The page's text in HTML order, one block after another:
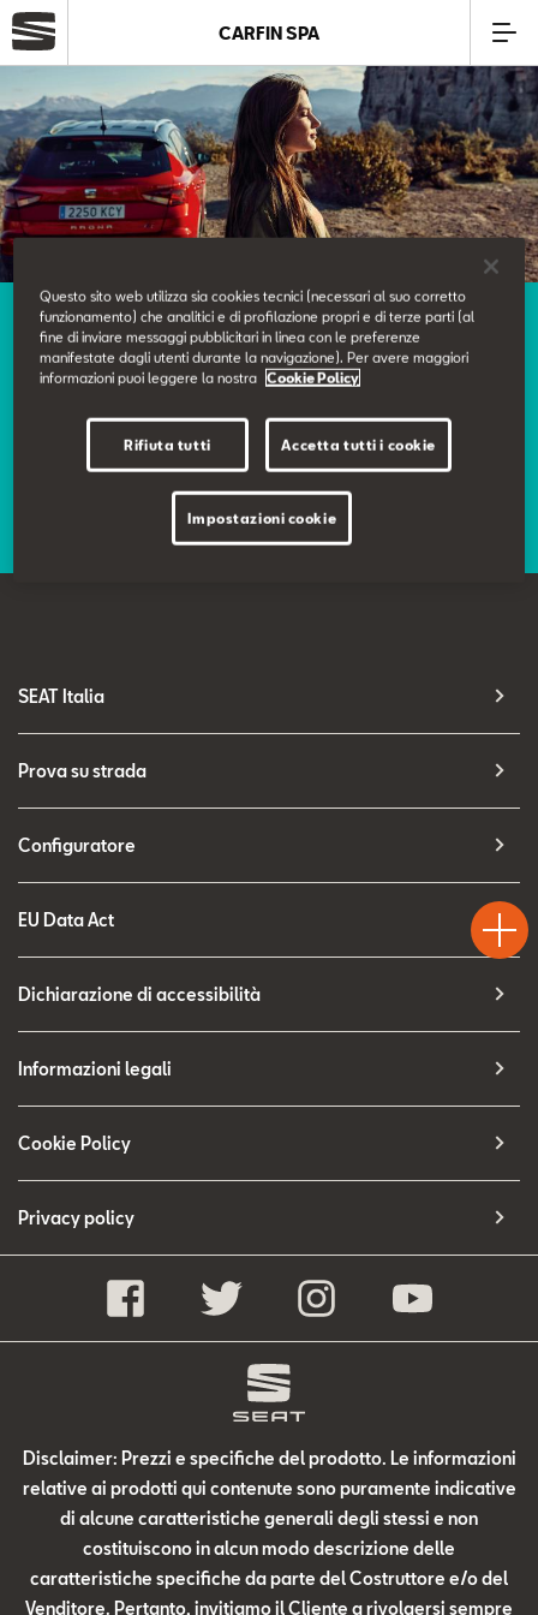
Azienda
Modelli
Service
SEAT Usato Certificato
CARFIN SPA
Service
I nostri servizi
Ci prendiamo cura delle tue esigenze e ti offriamo un
servizio curato nei minimi dettagli.
SEAT Italia
Prova su strada
Configuratore
EU Data Act
Dichiarazione di accessibilità
Informazioni legali
Cookie Policy
Privacy policy
Disclaimer: Prezzi e specifiche del prodotto. Le informazioni
relative ai prodotti qui contenute sono puramente indicative
di alcune caratteristiche generali degli stessi e non
costituiscono in alcun modo descrizione delle
caratteristiche specifiche da parte del Costruttore e/o del
Venditore. Pertanto, invitiamo il Cliente a rivolgersi sempre
Test
Drive
Chiama
Questo sito web utilizza sia cookies tecnici (necessari al suo corretto
funzionamento) che analitici e di profilazione propri e di terze parti (al
fine di inviare messaggi pubblicitari in linea con le preferenze
manifestate dagli utenti durante la navigazione). Per avere maggiori
informazioni puoi leggere la nostra
Cookie Policy
Rifiuta tutti Accetta tutti i cookie
Impostazioni cookie